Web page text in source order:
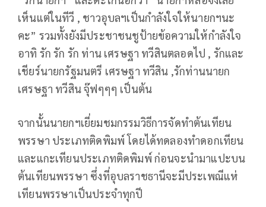
เห็นแต่ในทีวี , ชาวอุบลฯเป็นกำลังใจให้นายกฯนะ
คะ” รวมทั้งยังมีประชาชนชูป้ายข้อความให้กำลังใจ
อาทิ รัก รัก รัก ท่าน เศรษฐา ทวีสินตลอดไป , รักและ
เชียร์นายกรัฐมนตรี เศรษฐา ทวีสิน ,รักท่านนายก
เศรษฐา ทวีสิน จุ๊ฟๆๆๆ เป็นต้น
จากนั้นนายกฯเยี่ยมชมกรรมวิธีการจัดทำต้นเทียน
พรรษา ประเภทติดพิมพ์ โดยได้ทดลองทำดอกเทียน
และแกะเทียนประเภทติดพิมพ์ ก่อนจะนำมาแปะบน
ต้นเทียนพรรษา ซึ่งที่อุบลราชธานีจะมีประเพณีแห่
เทียนพรรษาเป็นประจำทุกปี